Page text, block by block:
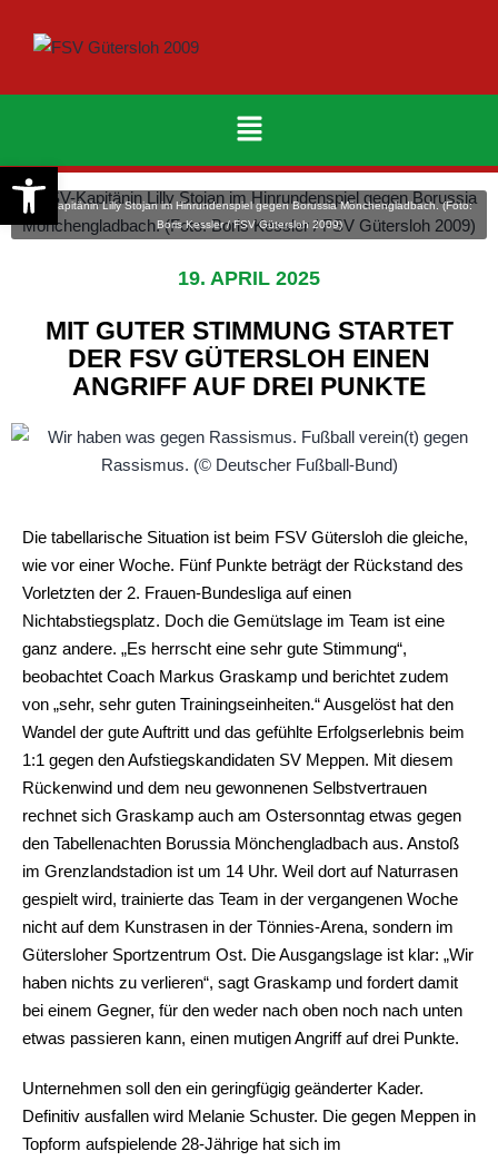
FSV-Kapitänin Lilly Stojan im Hinrundenspiel gegen Borussia Mönchengladbach. (Foto:
Boris Kessler / FSV Gütersloh 2009)
19. APRIL 2025
MIT GUTER STIMMUNG STARTET
DER FSV GÜTERSLOH EINEN
ANGRIFF AUF DREI PUNKTE
Die tabellarische Situation ist beim FSV Gütersloh die gleiche,
wie vor einer Woche. Fünf Punkte beträgt der Rückstand des
Vorletzten der 2. Frauen-Bundesliga auf einen
Nichtabstiegsplatz. Doch die Gemütslage im Team ist eine
ganz andere. „Es herrscht eine sehr gute Stimmung“,
beobachtet Coach Markus Graskamp und berichtet zudem
von „sehr, sehr guten Trainingseinheiten.“ Ausgelöst hat den
Wandel der gute Auftritt und das gefühlte Erfolgserlebnis beim
1:1 gegen den Aufstiegskandidaten SV Meppen. Mit diesem
Rückenwind und dem neu gewonnenen Selbstvertrauen
rechnet sich Graskamp auch am Ostersonntag etwas gegen
den Tabellenachten Borussia Mönchengladbach aus. Anstoß
im Grenzlandstadion ist um 14 Uhr. Weil dort auf Naturrasen
gespielt wird, trainierte das Team in der vergangenen Woche
nicht auf dem Kunstrasen in der Tönnies-Arena, sondern im
Gütersloher Sportzentrum Ost. Die Ausgangslage ist klar: „Wir
haben nichts zu verlieren“, sagt Graskamp und fordert damit
bei einem Gegner, für den weder nach oben noch nach unten
etwas passieren kann, einen mutigen Angriff auf drei Punkte.
Unternehmen soll den ein geringfügig geänderter Kader.
Definitiv ausfallen wird Melanie Schuster. Die gegen Meppen in
Topform aufspielende 28-Jährige hat sich im
Werkzeugleiste öffnen